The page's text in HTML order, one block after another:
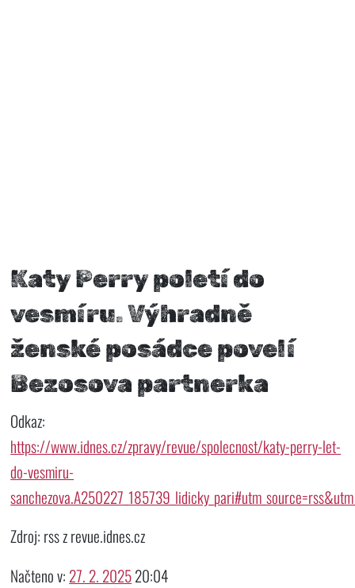
Katy Perry poletí do
vesmíru. Výhradně
ženské posádce povelí
Bezosova partnerka
Odkaz:
https://www.idnes.cz/zpravy/revue/spolecnost/katy-perry-let-
do-vesmiru-
Zdroj: rss z revue.idnes.cz
Načteno v: 27. 2. 202520:04